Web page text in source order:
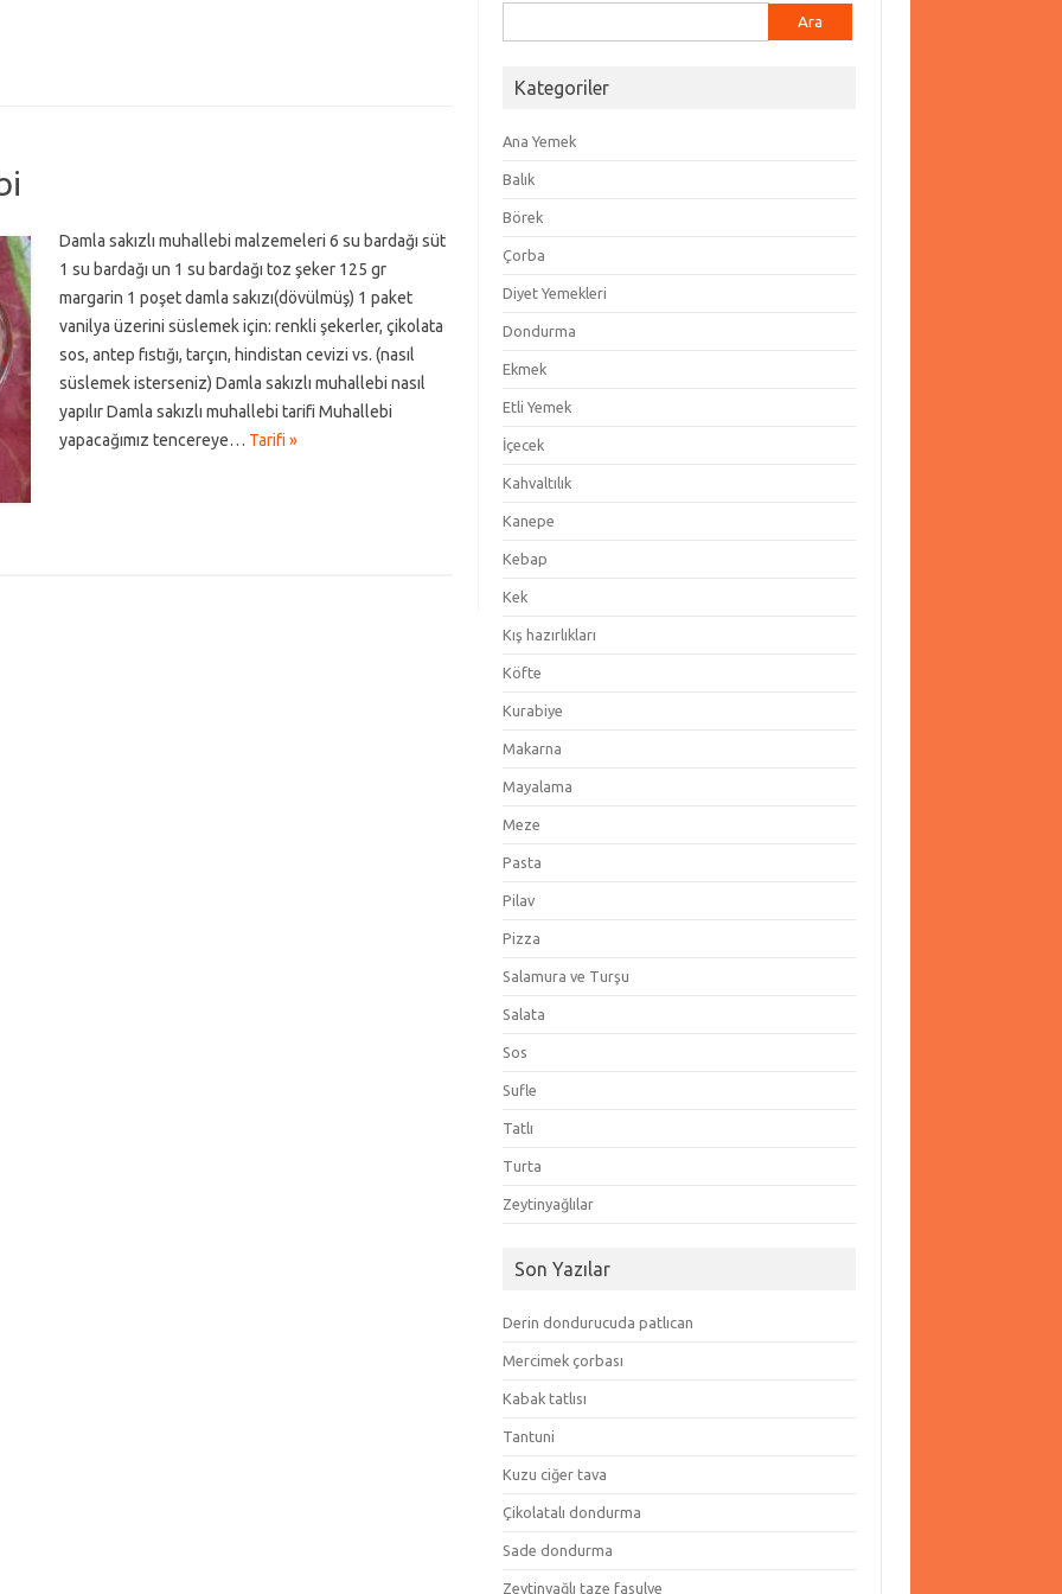
Damla sakızlı muhallebi malzemeleri 6 su bardağı süt
1 su bardağı un 1 su bardağı toz şeker 125 gr
margarin 1 poşet damla sakızı(dövülmüş) 1 paket
vanilya üzerini süslemek için: renkli şekerler, çikolata
sos, antep fıstığı, tarçın, hindistan cevizi vs. (nasıl
süslemek isterseniz) Damla sakızlı muhallebi nasıl
yapılır Damla sakızlı muhallebi tarifi Muhallebi
yapacağımız tencereye… Tarifi »
Kategoriler
Ana Yemek
Balık
Börek
Çorba
Diyet Yemekleri
Dondurma
Ekmek
Etli Yemek
İçecek
Kahvaltılık
Kanepe
Kebap
Kek
Kış hazırlıkları
Köfte
Kurabiye
Makarna
Mayalama
Meze
Pasta
Pilav
Pizza
Salamura ve Turşu
Salata
Sos
Sufle
Tatlı
Turta
Zeytinyağlılar
Son Yazılar
Derin dondurucuda patlıcan
Mercimek çorbası
Kabak tatlısı
Tantuni
Kuzu ciğer tava
Çikolatalı dondurma
Sade dondurma
Zeytinyağlı taze fasulye